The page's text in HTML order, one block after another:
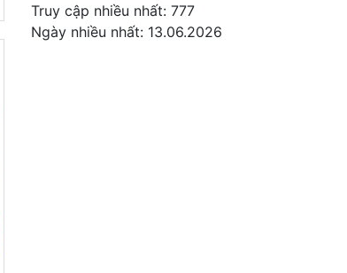
Truy cập nhiều nhất: 777
Ngày nhiều nhất: 13.06.2026